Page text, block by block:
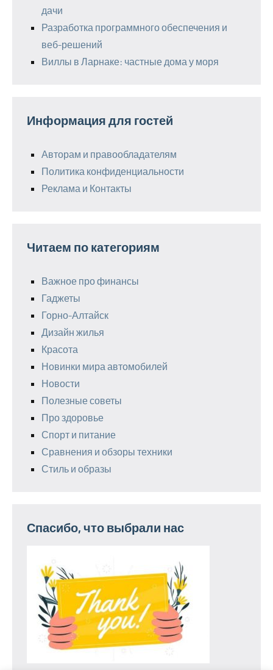
дачи
Разработка программного обеспечения и
веб-решений
Виллы в Ларнаке: частные дома у моря
Информация для гостей
Авторам и правообладателям
Политика конфиденциальности
Реклама и Контакты
Читаем по категориям
Важное про финансы
Гаджеты
Горно-Алтайск
Дизайн жилья
Красота
Новинки мира автомобилей
Новости
Полезные советы
Про здоровье
Спорт и питание
Сравнения и обзоры техники
Стиль и образы
Спасибо, что выбрали нас